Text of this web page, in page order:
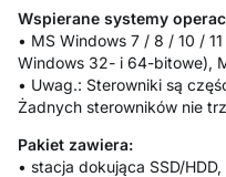
Wspierane systemy
• MS Windows 7 / 8 / 10 /
Windows 32- i 64-bitowe),
• Uwag.: Sterowniki są
Żadnych sterowników nie
Pakiet zawiera:
• stacja dokująca SSD/HDD,